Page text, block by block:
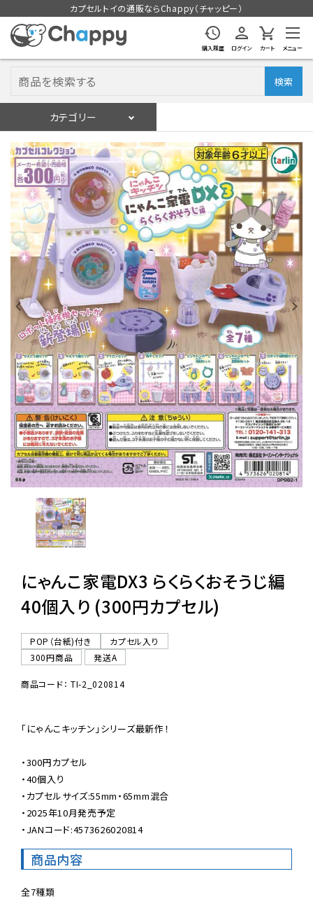
カプセルトイの通販ならChappy（チャッピー）
購入履歴 ログイン カート メニュー
検索
カテゴリー
ログイン 会員登録
入荷スケジュールをチェック
カプセルトイマシン本体
カプセルトイ
販促用空カプセル
レンタル
景品・玩具・文具
販促用カプセルトイ
よくあるご質問
06-6282-7659
にゃんこ家電DX3 らくらくおそうじ編
40個入り (300円カプセル)
POP（台紙)付き
カプセル入り
300円商品
発送A
商品コード： TI-2_020814
「にゃんこキッチン」シリーズ最新作！
・300円カプセル
・40個入り
・カプセルサイズ:55mm・65mm混合
・2025年10月発売予定
・JANコード:4573626020814
商品内容
全7種類